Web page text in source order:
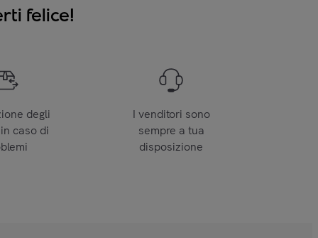
felice!
degli
caso di
I venditori sono
sempre a tua
disposizione